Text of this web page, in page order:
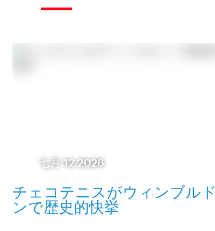
七月 12 2026
チェコテニスがウィンブルド
ンで歴史的快挙